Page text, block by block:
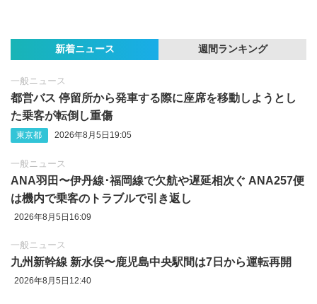
新着ニュース 週間ランキング
一般ニュース
都営バス 停留所から発車する際に座席を移動しようとし
た乗客が転倒し重傷
東京都 2026年8月5日19:05
一般ニュース
ANA羽田〜伊丹線･福岡線で欠航や遅延相次ぐ ANA257便
は機内で乗客のトラブルで引き返し
2026年8月5日16:09
一般ニュース
九州新幹線 新水俣〜鹿児島中央駅間は7日から運転再開
2026年8月5日12:40